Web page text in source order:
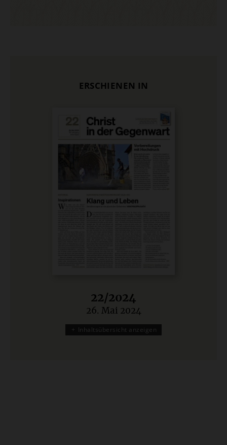
ERSCHIENEN IN
22/2024
:
26. Mai 2024
Inhaltsübersicht anzeigen